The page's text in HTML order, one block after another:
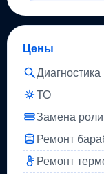
Цены
Диагностика
ТО
Замена
Ремонт
Ремонт